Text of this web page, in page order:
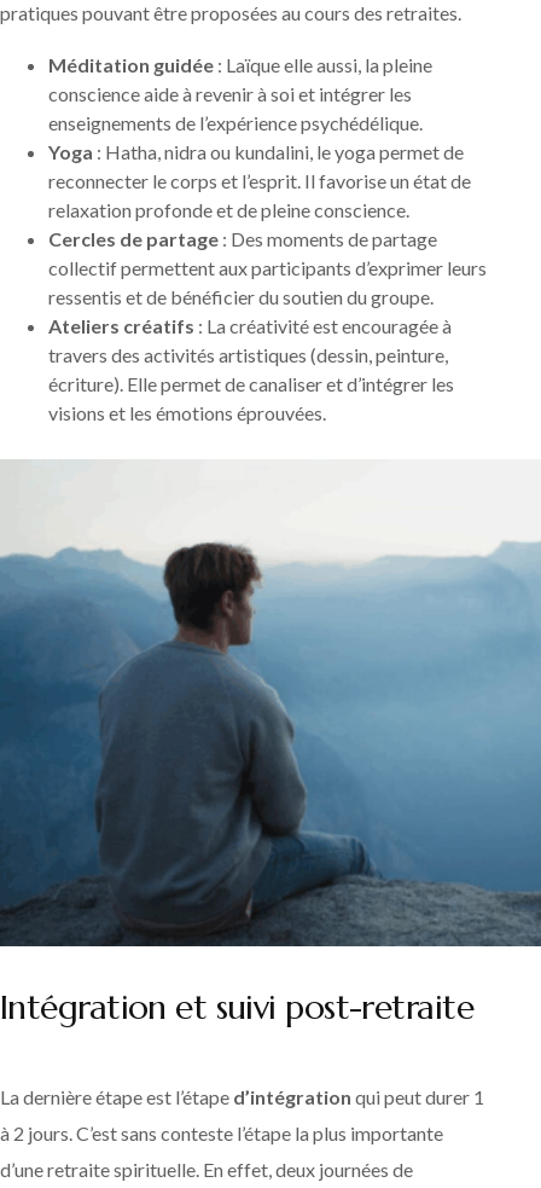
pratiques pouvant être proposées au cours des retraites.
Méditation guidée : Laïque elle aussi, la pleine
conscience aide à revenir à soi et intégrer les
enseignements de l’expérience psychédélique.
Yoga : Hatha, nidra ou kundalini, le yoga permet de
reconnecter le corps et l’esprit. Il favorise un état de
relaxation profonde et de pleine conscience.
Cercles de partage : Des moments de partage
collectif permettent aux participants d’exprimer leurs
ressentis et de bénéficier du soutien du groupe.
Ateliers créatifs : La créativité est encouragée à
travers des activités artistiques (dessin, peinture,
écriture). Elle permet de canaliser et d’intégrer les
visions et les émotions éprouvées.
Intégration et suivi post-retraite
La dernière étape est l’étape d’intégration qui peut durer 1
à 2 jours. C’est sans conteste l’étape la plus importante
d’une retraite spirituelle. En effet, deux journées de